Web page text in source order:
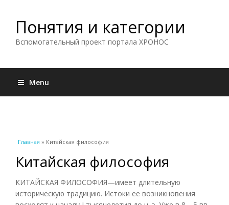
Понятия и категории
Вспомогательный проект портала ХРОНОС
Menu
Вы здесь
Главная » Китайская философия
Китайская философия
КИТАЙСКАЯ ФИЛОСОФИЯ—имеет длительную
историческую традицию. Истоки ее возникновения